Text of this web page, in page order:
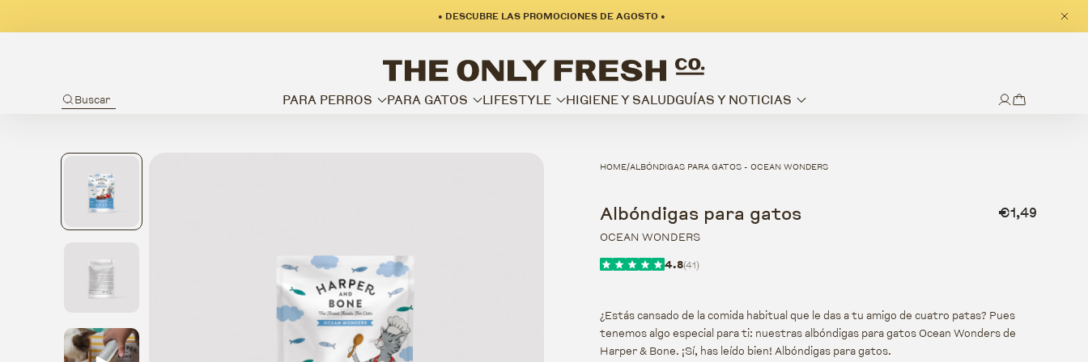
• DESCUBRE LAS PROMOCIONES DE AGOSTO •
Buscar PARA PERROS PARA GATOS LIFESTYLE HIGIENE Y SALUDGUÍAS Y NOTICIAS
Ir directamente a la información del producto
HOME/ALBÓNDIGAS PARA GATOS - OCEAN WONDERS
Albóndigas para gatos Precio
€1,49
OCEAN WONDERS
4.8(41)
¿Estás cansado de la comida habitual que le das a tu amigo de cuatro patas? Pues
tenemos algo especial para ti: nuestras albóndigas para gatos Ocean Wonders de
Harper & Bone. ¡Sí, has leído bien! Albóndigas para gatos.